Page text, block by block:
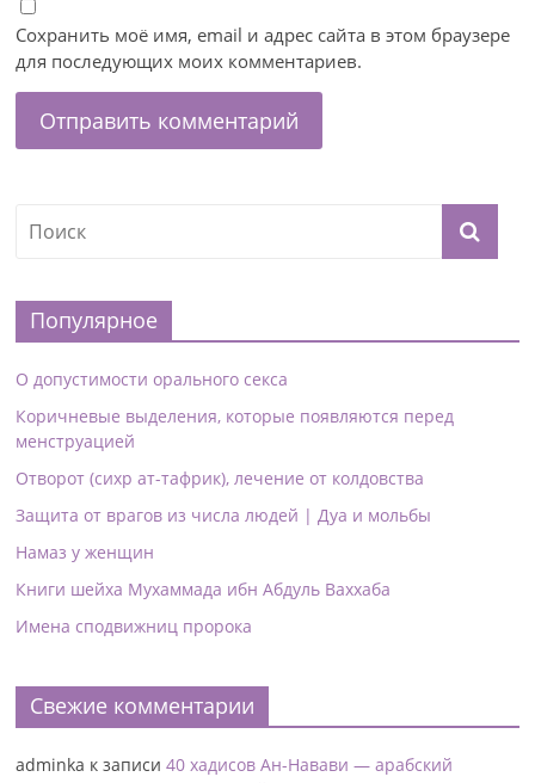
Сохранить моё имя, email и адрес сайта в этом браузере
для последующих моих комментариев.
Популярное
О допустимости орального секса
Коричневые выделения, которые появляются перед
менструацией
Отворот (сихр ат-тафрик), лечение от колдовства
Защита от врагов из числа людей | Дуа и мольбы
Намаз у женщин
Книги шейха Мухаммада ибн Абдуль Ваххаба
Имена сподвижниц пророка
Свежие комментарии
adminka к записи40 хадисов Ан-Навави — арабский